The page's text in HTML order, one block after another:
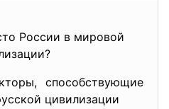
России в мировой
способствующие
цивилизации